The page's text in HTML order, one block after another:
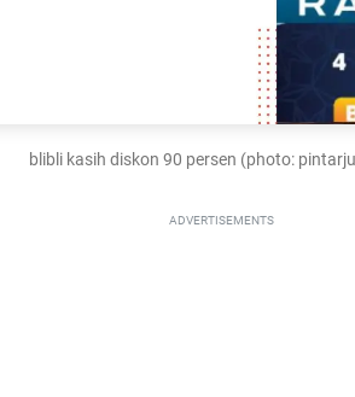
blibli kasih diskon 90 persen (photo:
ADVERTISEMENTS